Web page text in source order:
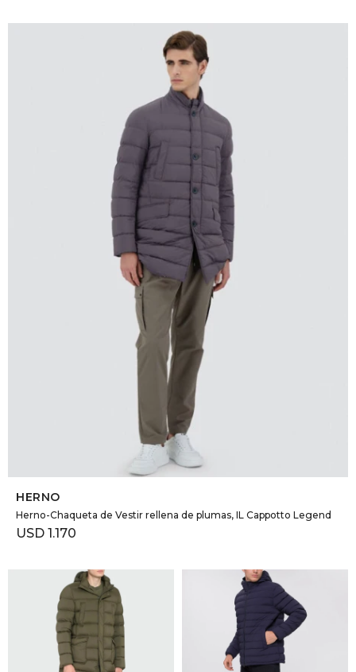
SELECCIONAR TALLE
HERNO
Herno-Chaqueta de Vestir rellena de plumas, IL Cappotto Legend
USD 1.170